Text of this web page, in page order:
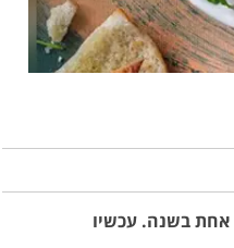
אחת בשנה. עכשיו